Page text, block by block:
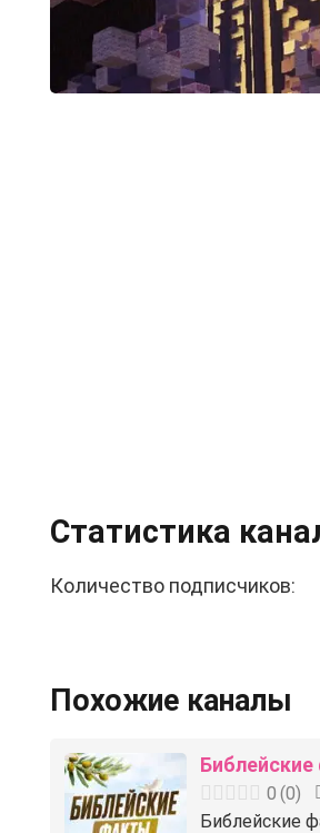
Статистика
Количество подписчиков:
Похожие каналы
0 (0)
Библейские